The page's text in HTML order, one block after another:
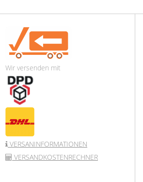
Wir versenden mit
VERSANINFORMATIONEN
VERSANDKOSTENRECHNER